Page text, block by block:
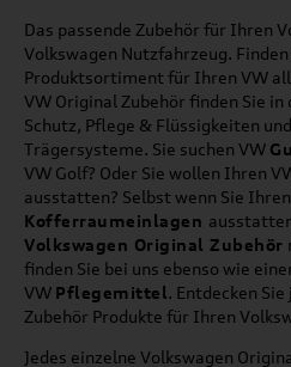
Das passende Zubehör für Ihren
Volkswagen Nutzfahrzeug.
Produktsortiment für Ihren VW
VW Original Zubehör finden Sie
Schutz, Pflege & Flüssigkeiten
Trägersysteme. Sie suchen VW
VW Golf? Oder Sie wollen Ihren
ausstatten? Selbst wenn Sie
Kofferraumeinlagen
Volkswagen Original Zubehör
finden Sie bei uns ebenso wie
VW Pflegemittel. Entdecken
Zubehör Produkte für Ihren
Jedes einzelne Volkswagen